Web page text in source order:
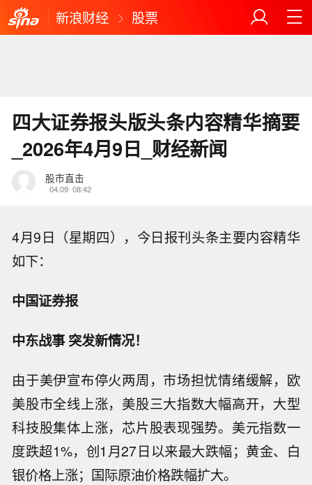
新浪财经 股票
四大证券报头版头条内容精华摘要
_2026年4月9日_财经新闻
股市直击
04.09 08:42
4月9日（星期四），今日报刊头条主要内容精华
如下：
中国证券报
中东战事 突发新情况！
由于美伊宣布停火两周，市场担忧情绪缓解，欧
美股市全线上涨，美股三大指数大幅高开，大型
科技股集体上涨，芯片股表现强势。美元指数一
度跌超1%，创1月27日以来最大跌幅；黄金、白
银价格上涨；国际原油价格跌幅扩大。